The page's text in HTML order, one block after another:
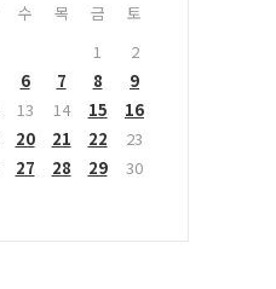
수 목 금
토
1
2
6 7 8
9
13 14 15
16
20 21 22
23
27 28 29
30